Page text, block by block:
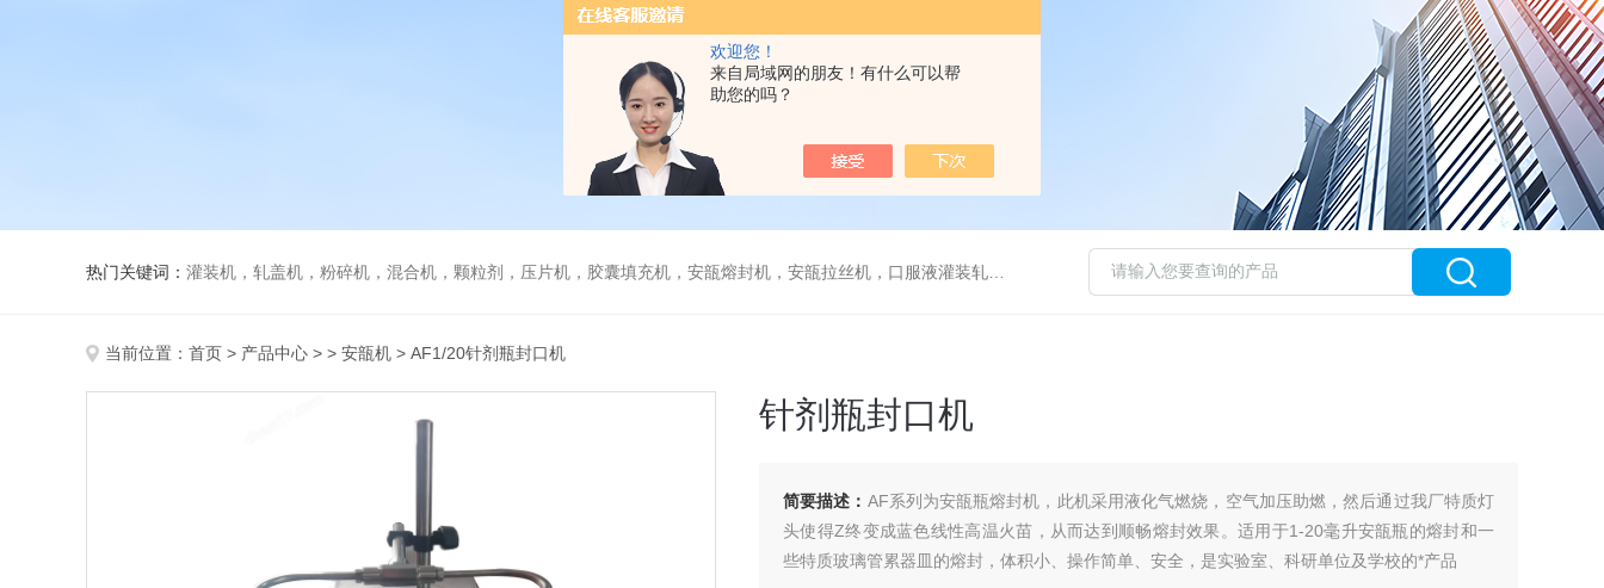
欢迎您！
来自局域网的朋友！有什么可以帮
助您的吗？
热门关键词： 灌装机，轧盖机，粉碎机，混合机，颗粒剂，压片机，胶囊填充机，安瓿熔封机，安瓿拉丝机，口服液灌装轧盖机，糖衣机，薄膜包衣机，贴标机，旋盖机，栓剂模具，煎药机，封口机
当前位置： 首页 > 产品中心 > > 安瓿机 > AF1/20针剂瓶封口机
针剂瓶封口机
简要描述： AF系列为安瓿瓶熔封机，此机采用液化气燃烧，空气加压助燃，然后通过我厂特质灯
头使得Z终变成蓝色线性高温火苗，从而达到顺畅熔封效果。适用于1-20毫升安瓿瓶的熔封和一
些特质玻璃管累器皿的熔封，体积小、操作简单、安全，是实验室、科研单位及学校的*产品